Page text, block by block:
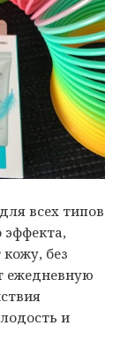
всех типов
эффекта,
без
ежедневную
и